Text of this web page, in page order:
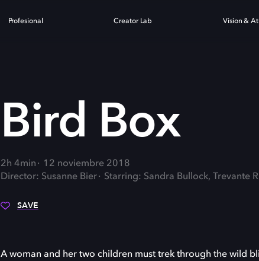
Profesional Creator Lab Vision &
Bird Box
2h 4min
12 noviembre 2018
Director: Susanne Bier
Starring: Sandra Bullock, Trevante
SAVE
A woman and her two children must trek through the wild